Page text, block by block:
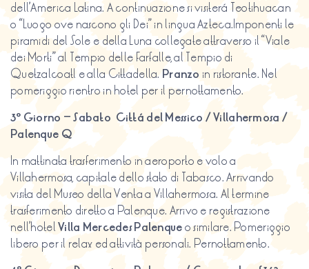
dell’America Latina. A continuazione si visiterá Teotihuacan
o “Luogo ove nascono gli Dei” in lingua Azteca.Imponenti le
piramidi del Sole e della Luna collegate attraverso il “Viale
dei Morti” al Tempio delle Farfalle, al Tempio di
Quetzalcoatl e alla Cittadella. Pranzo in ristorante. Nel
pomeriggio rientro in hotel per il pernottamento.
3º Giorno – Sabato Cittá del Messico / Villahermosa /
Palenque Q
In mattinata trasferimento in aeroporto e volo a
Villahermosa, capitale dello stato di Tabasco. Arrivando
visita del Museo della Venta a Villahermosa. Al termine
trasferimento diretto a Palenque. Arrivo e registrazione
nell’hotelVilla Mercedes Palenqueo similare. Pomeriggio
libero per il relax ed attività personali. Pernottamento.